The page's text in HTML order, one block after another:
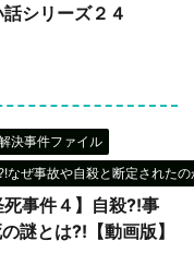
話シリーズ２４
決事件ファイル
なぜ事故や自殺と断定された
死事件４】自殺?!事
謎とは?!【動画版】